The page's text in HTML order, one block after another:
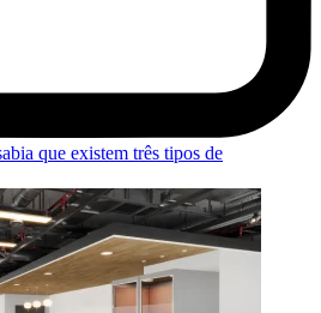
que existem três tipos de